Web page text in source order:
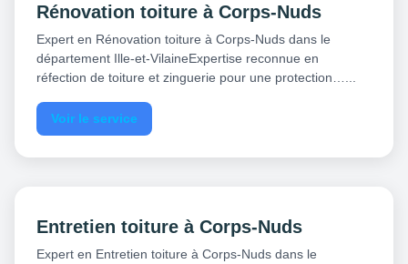
Rénovation toiture à Corps-Nuds
Expert en Rénovation toiture à Corps-Nuds dans le
département Ille-et-VilaineExpertise reconnue en
réfection de toiture et zinguerie pour une protection…...
Voir le service
Entretien toiture à Corps-Nuds
Expert en Entretien toiture à Corps-Nuds dans le